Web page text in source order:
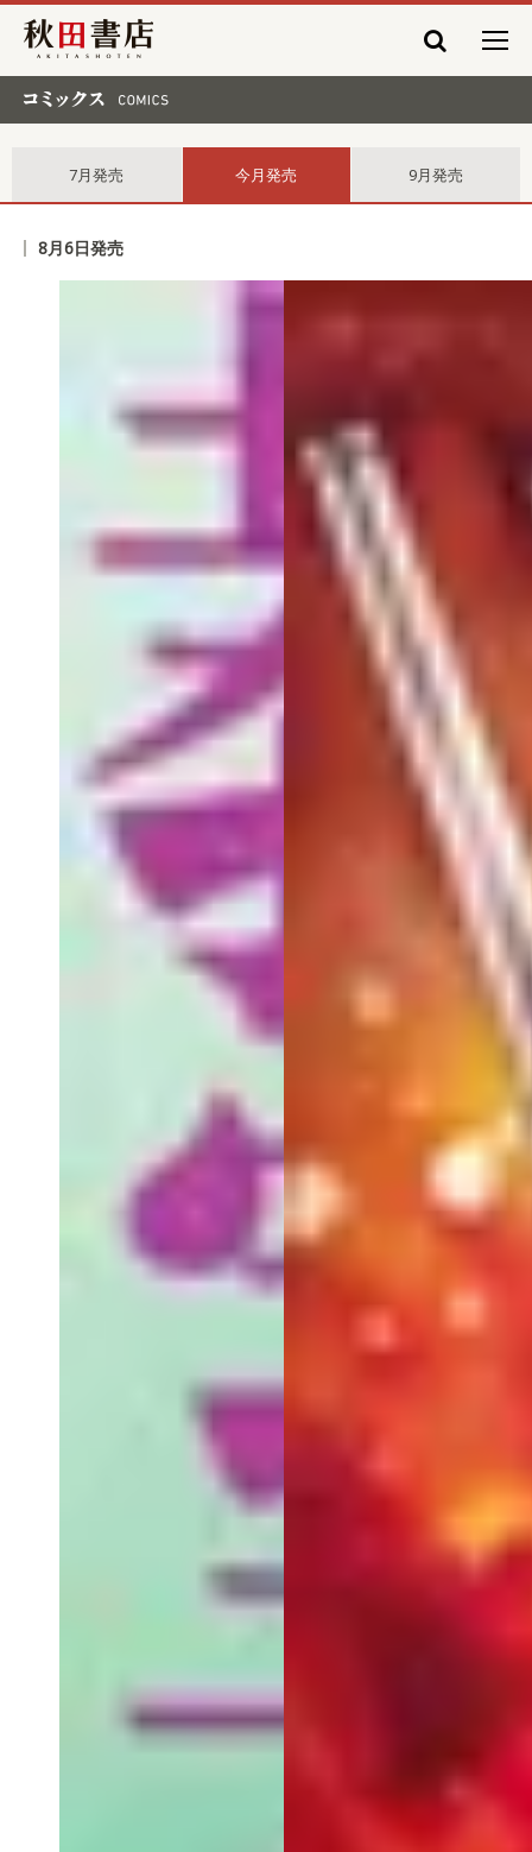
秋田書店
7月発売 今月発売 9月発売
8月6日発売